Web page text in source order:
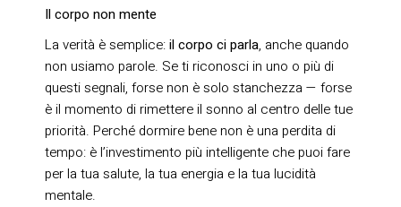
Il corpo non mente
La verità è semplice:il corpo ci parla, anche quando
non usiamo parole. Se ti riconosci in uno o più di
questi segnali, forse non è solo stanchezza — forse
è il momento di rimettere il sonno al centro delle tue
priorità. Perché dormire bene non è una perdita di
tempo: è l’investimento più intelligente che puoi fare
per la tua salute, la tua energia e la tua lucidità
mentale.